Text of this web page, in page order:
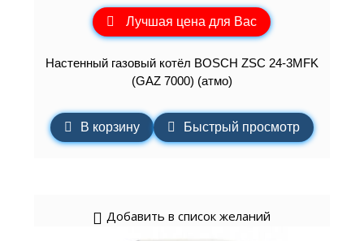
Лучшая цена для Вас
Настенный газовый котёл BOSCH ZSC 24-3MFK
(GAZ 7000) (атмо)
В корзину Быстрый просмотр
Добавить в список желаний